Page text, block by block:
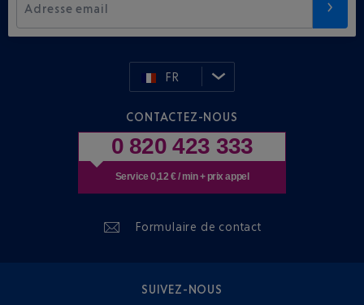
Adresse email
FR
CONTACTEZ-NOUS
0 820 423 333
Service 0,12 € / min + prix appel
Formulaire de contact
SUIVEZ-NOUS